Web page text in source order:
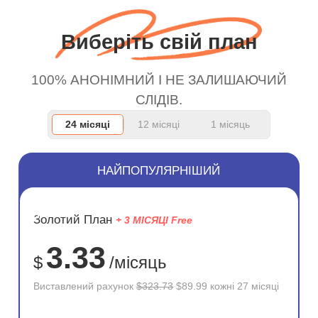
and keep up the good
work.
безкоштовним
сервісом. А 10/10.
Виберіть свій план
100% АНОНІМНИЙ І НЕ ЗАЛИШАЮЧИЙ
СЛІДІВ.
24 місяці 12 місяці 1 місяць
ЗНИЖКА
72%
НАЙПОПУЛЯРНІШИЙ
Золотий План + 3 МІСЯЦІ Free
$ 3.33 /місяць
Виставлений рахунок$323.73 $89.99 кожні 27 місяці